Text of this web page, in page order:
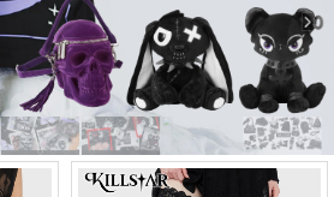
XS-M S
L
US6 US7
US8